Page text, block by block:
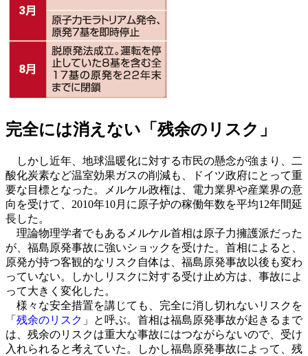
完全には消えない「残余のリスク」
しかし近年、地球温暖化に対する市民の懸念が強まり、二
酸化炭素など温室効果ガスの削減も、ドイツ政府にとって重
要な目標となった。メルケル政権は、電力業界や産業界の意
向を受けて、2010年10月に原子炉の稼働年数を平均12年間延
長した。
理論物理学者でもあるメルケル首相は原子力擁護派だった
が、福島原発事故に強いショックを受けた。首相によると、
原発が持つ客観的なリスク自体は、福島原発事故以後も変わ
っていない。しかしリスクに対する受け止め方は、事故によ
って大きく変化した。
様々な安全措置を講じても、完全に消し切れないリスクを
「 残余のリスク 」と呼ぶ。首相は福島原発事故が起きるまで
は、残余のリスクは重大な事故にはつながらないので、受け
入れられると考えていた。しかし福島原発事故によって、残